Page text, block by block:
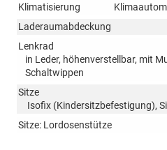
Klimatisierung
Laderaumabdeckung
Lenkrad
in Leder, höhenverstellbar, mit
Schaltwippen
Sitze
Isofix (Kindersitzbefestigung),
Sitze: Lordosenstütze